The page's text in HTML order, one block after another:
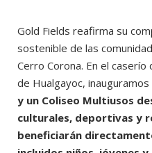
Gold Fields reafirma su
sostenible de las
Cerro Corona. En el
de Hualgayoc,
y un Coliseo Multiusos
culturales, deportivas y
beneficiarán